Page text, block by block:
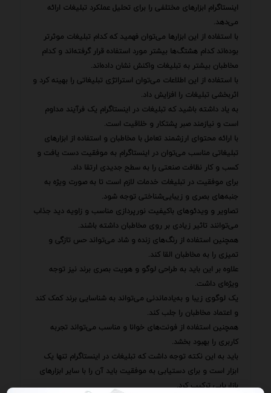
اینستاگرام ابزارهای مختلفی را برای تحلیل عملکرد تبلیغات ارائه
می‌دهد.
با استفاده از این ابزارها می‌توان فهمید که کدام تبلیغات موثرتر
بوده‌اند کدام هشتگ‌ها بیشتر مورد استفاده قرار گرفته‌اند و کدام
مخاطبان بیشتر به تبلیغات واکنش نشان داده‌اند.
با استفاده از این اطلاعات می‌توان استراتژی تبلیغاتی را بهینه کرد و
اثربخشی تبلیغات را افزایش داد.
به یاد داشته باشید که تبلیغات در اینستاگرام یک فرآیند مداوم
است و نیازمند صبر پشتکار و خلاقیت است.
با ارائه محتوای ارزشمند تعامل با مخاطبان و استفاده از ابزارهای
تبلیغاتی مناسب می‌توان در اینستاگرام به موفقیت دست یافت و
کسب و کار نظافت صنعتی را به سطح جدیدی ارتقا داد.
برای موفقیت در تبلیغات خدمات لازم است تا به صورت ویژه به
جنبه‌های بصری و زیبایی‌شناختی توجه شود.
تصاویر و ویدئوهای باکیفیت نورپردازی مناسب و زاویه دید جذاب
می‌توانند تاثیر زیادی بر روی مخاطبان داشته باشند.
همچنین استفاده از رنگ‌های زنده و شاد می‌تواند حس تازگی و
تمیزی را به مخاطبان القا کند.
علاوه بر این باید به طراحی لوگو و هویت بصری برند نیز توجه
ویژه‌ای داشت.
یک لوگوی زیبا و به‌یادماندنی می‌تواند به شناسایی برند کمک کند
و اعتماد مخاطبان را جلب کند.
همچنین استفاده از فونت‌های خوانا و مناسب می‌تواند تجربه
کاربری را بهبود بخشد.
باید به این نکته توجه داشت که تبلیغات در اینستاگرام تنها یک
ابزار است و برای دستیابی به موفقیت باید آن را با سایر ابزارهای
بازاریابی ترکیب کرد.